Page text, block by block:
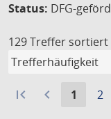
Status: DFG-
129 Treffer sortiert
first_page navigate_before
Aktuelle
1 2